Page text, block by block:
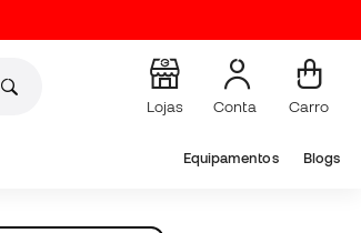
Lojas Conta Carro
Equipamentos Blogs